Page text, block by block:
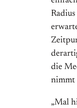
die
nimmt
„Mal